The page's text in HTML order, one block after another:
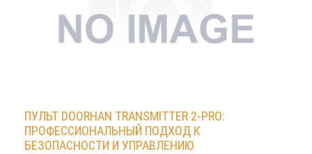
ПУЛЬТ DOORHAN TRANSMITTER 2-PRO:
ПРОФЕССИОНАЛЬНЫЙ ПОДХОД К
БЕЗОПАСНОСТИ И УПРАВЛЕНИЮ